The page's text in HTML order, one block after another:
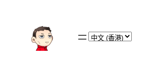
Choose